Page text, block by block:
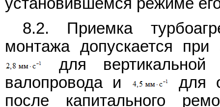
8.2. Приемка
монтажа допускается
для
валопровода и
для
после капитального